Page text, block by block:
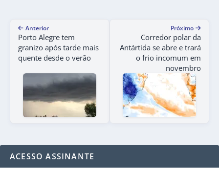
Anterior
Porto Alegre tem
granizo após tarde mais
quente desde o verão
Próximo
Corredor polar da
Antártida se abre e trará
o frio incomum em
novembro
ACESSO ASSINANTE